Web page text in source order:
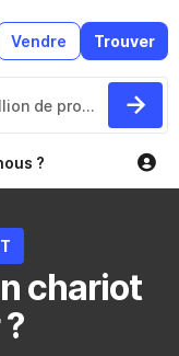
Vendre Trouver
?
chariot